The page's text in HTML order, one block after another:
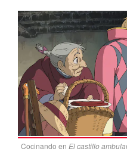
Cocinando en El castillo